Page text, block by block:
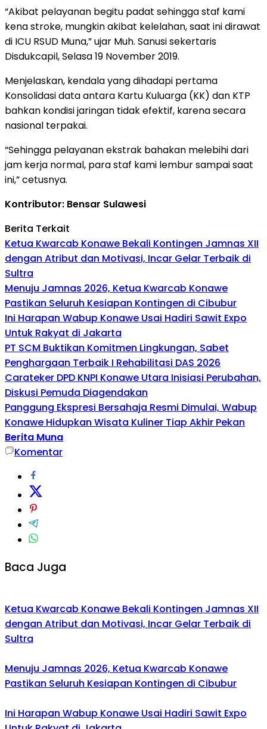
“Akibat pelayanan begitu padat sehingga staf kami
kena stroke, mungkin akibat kelelahan, saat ini dirawat
di ICU RSUD Muna,” ujar Muh. Sanusi sekertaris
Disdukcapil, Selasa 19 November 2019.
Menjelaskan, kendala yang dihadapi pertama
Konsolidasi data antara Kartu Kuluarga (KK) dan KTP
bahkan kondisi jaringan tidak efektif, karena secara
nasional terpakai.
“Sehingga pelayanan ekstrak bahakan melebihi dari
jam kerja normal, para staf kami lembur sampai saat
ini,” cetusnya.
Kontributor: Bensar Sulawesi
Berita Terkait
Ketua Kwarcab Konawe Bekali Kontingen Jamnas XII
dengan Atribut dan Motivasi, Incar Gelar Terbaik di
Sultra
Menuju Jamnas 2026, Ketua Kwarcab Konawe
Pastikan Seluruh Kesiapan Kontingen di Cibubur
Ini Harapan Wabup Konawe Usai Hadiri Sawit Expo
Untuk Rakyat di Jakarta
PT SCM Buktikan Komitmen Lingkungan, Sabet
Penghargaan Terbaik I Rehabilitasi DAS 2026
Carateker DPD KNPI Konawe Utara Inisiasi Perubahan,
Diskusi Pemuda Diagendakan
Panggung Ekspresi Bersahaja Resmi Dimulai, Wabup
Konawe Hidupkan Wisata Kuliner Tiap Akhir Pekan
Berita Muna
Komentar
Baca Juga
Ketua Kwarcab Konawe Bekali Kontingen Jamnas XII
dengan Atribut dan Motivasi, Incar Gelar Terbaik di
Sultra
Menuju Jamnas 2026, Ketua Kwarcab Konawe
Pastikan Seluruh Kesiapan Kontingen di Cibubur
Ini Harapan Wabup Konawe Usai Hadiri Sawit Expo